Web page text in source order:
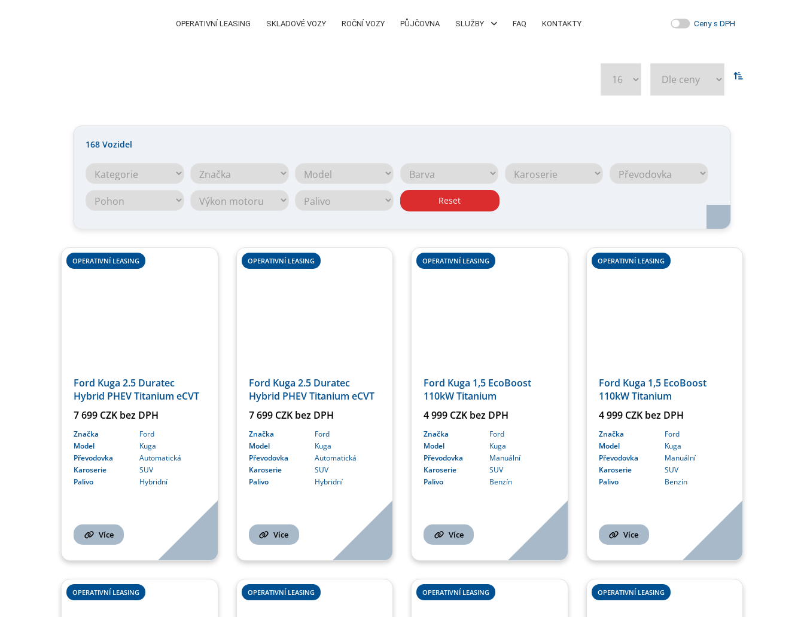
OPERATIVNÍ LEASING SKLADOVÉ VOZY ROČNÍ VOZY PŮJČOVNA SLUŽBY FAQ KONTAKTY Ceny s DPH
168 Vozidel
Reset
OPERATIVNÍ LEASING
Ford Kuga 2.5 Duratec
Hybrid PHEV Titanium eCVT
7 699 CZK bez DPH
Značka
Ford
Model
Kuga
Převodovka
Automatická
Karoserie
SUV
Palivo
Hybridní
Více
OPERATIVNÍ LEASING
Ford Kuga 2.5 Duratec
Hybrid PHEV Titanium eCVT
7 699 CZK bez DPH
Značka
Ford
Model
Kuga
Převodovka
Automatická
Karoserie
SUV
Palivo
Hybridní
Více
OPERATIVNÍ LEASING
Ford Kuga 1,5 EcoBoost
110kW Titanium
4 999 CZK bez DPH
Značka
Ford
Model
Kuga
Převodovka
Manuální
Karoserie
SUV
Palivo
Benzín
Více
OPERATIVNÍ LEASING
Ford Kuga 1,5 EcoBoost
110kW Titanium
4 999 CZK bez DPH
Značka
Ford
Model
Kuga
Převodovka
Manuální
Karoserie
SUV
Palivo
Benzín
Více
OPERATIVNÍ LEASING OPERATIVNÍ LEASING OPERATIVNÍ LEASING OPERATIVNÍ LEASING